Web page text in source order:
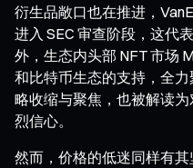
衍生品敞口也在推进，
进入 SEC 审查阶段，这代
外，生态内头部 NFT 市场
和比特币生态的支持，全
略收缩与聚焦，也被解读
烈信心。
然而，价格的低迷同样有